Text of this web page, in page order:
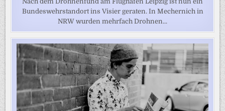
Bundeswehrstandort ins Visier geraten. In Mechernich in
NRW wurden mehrfach Drohnen...